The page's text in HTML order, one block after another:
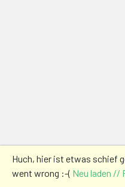
Huch, hier ist etwas schief
went wrong :-( Neu laden //